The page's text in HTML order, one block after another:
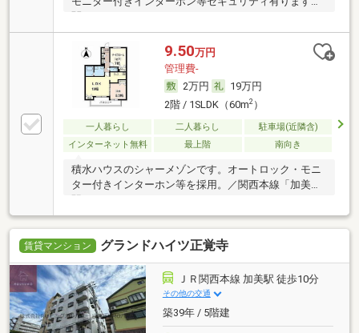
9.50万円
管理費-
2万円
19万円
2階 / 1SLDK（60m2）
一人暮らし 二人暮らし
駐車場(近隣含)
インターネット無料
最上階 南向き
積水ハウスのシャーメゾンです。オートロック・モニ
ター付きインターホン等を採用。／関西本線「加美」
賃貸マンション グランドハイツ正覚寺
ＪＲ関西本線 加美駅 徒歩10分
その他の交通
築39年 / 5階建